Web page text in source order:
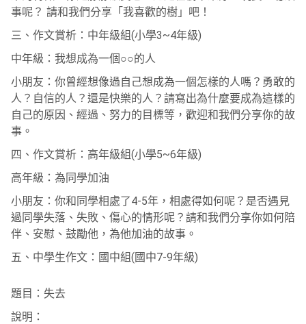
事呢？ 請和我們分享「我喜歡的樹」吧！
三、作文賞析：中年級組(小學3~4年級)
中年級：我想成為一個○○的人
小朋友：你曾經想像過自己想成為一個怎樣的人嗎？勇敢的
人？自信的人？還是快樂的人？請寫出為什麼要成為這樣的
自己的原因、經過、努力的目標等，歡迎和我們分享你的故
事。
四、作文賞析：高年級組(小學5~6年級)
高年級：為同學加油
小朋友：你和同學相處了4-5年，相處得如何呢？是否遇見
過同學失落、失敗、傷心的情形呢？請和我們分享你如何陪
伴、安慰、鼓勵他，為他加油的故事。
五、中學生作文：國中組(國中7-9年級)
題目：失去
說明：